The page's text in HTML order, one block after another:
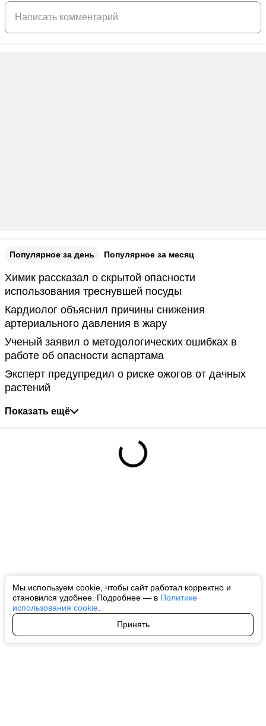
Мы используем cookie, чтобы сайт работал корректно и
становился удобнее. Подробнее — в Политике
использования cookie
Принять
Популярное за день Популярное за месяц
Химик рассказал о скрытой опасности
использования треснувшей посуды
Кардиолог объяснил причины снижения
артериального давления в жару
Ученый заявил о методологических ошибках в
работе об опасности аспартама
Эксперт предупредил о риске ожогов от дачных
растений
Показать ещё